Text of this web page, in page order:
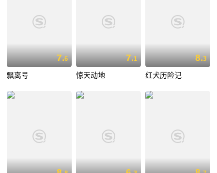
7.6
飘离号
7.1
惊天动地
8.3
红犬历险记